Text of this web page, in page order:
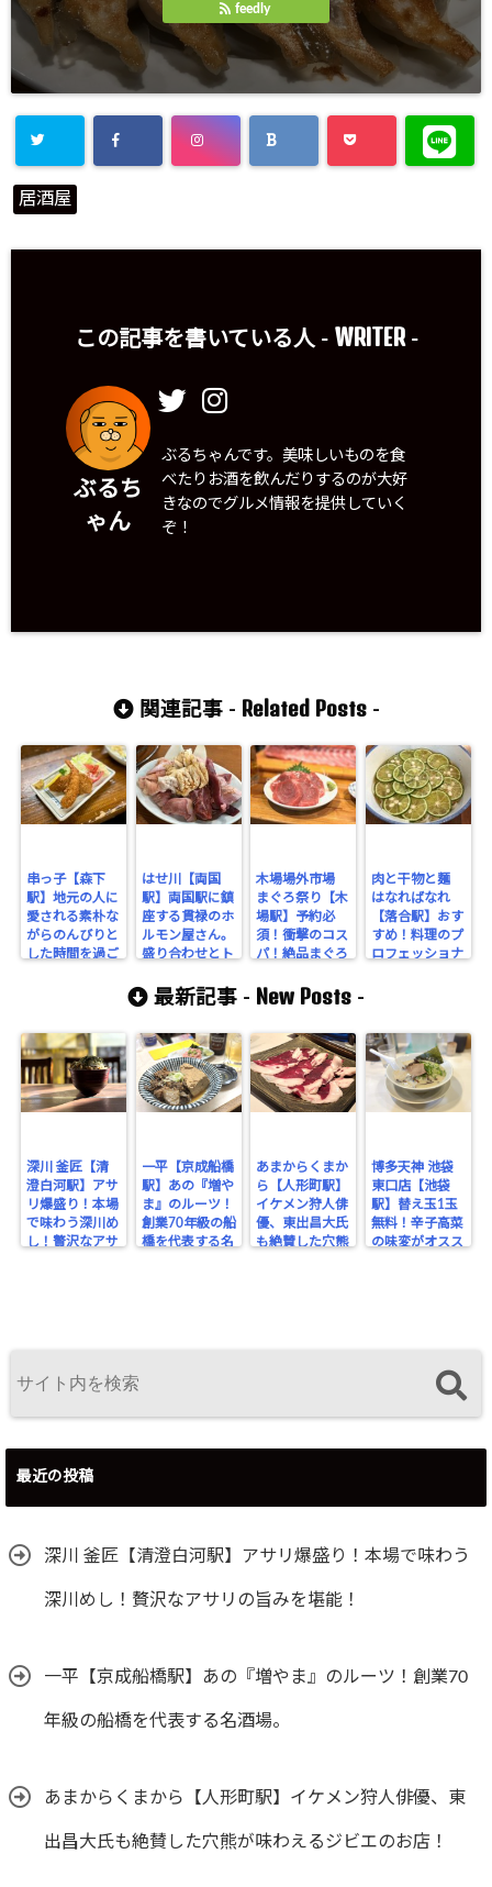
feedly
居酒屋
この記事を書いている人 - WRITER-
ぶるち
ゃん
ぶるちゃんです。美味しいものを食
べたりお酒を飲んだりするのが大好
きなのでグルメ情報を提供していく
ぞ！
関連記事 - Related Posts-
串っ子【森下
駅】地元の人に
愛される素朴な
がらのんびりと
した時間を過ご
はせ川【両国
駅】両国駅に鎮
座する貫禄のホ
ルモン屋さん。
盛り合わせとト
を注文すべし！
木場場外市場
まぐろ祭り【木
場駅】予約必
須！衝撃のコス
パ！絶品まぐろ
蠣に満たされる
肉と干物と麺
はなればなれ
【落合駅】おす
すめ！料理のプ
ロフェッショナ
最新記事 - New Posts -
深川 釜匠【清
澄白河駅】アサ
リ爆盛り！本場
で味わう深川め
し！贅沢なアサ
一平【京成船橋
駅】あの『増や
ま』のルーツ！
創業70年級の船
橋を代表する名
あまからくまか
ら【人形町駅】
イケメン狩人俳
優、東出昌大氏
も絶賛した穴熊
博多天神 池袋
東口店【池袋
駅】替え玉1玉
無料！辛子高菜
の味変がオスス
最近の投稿
深川 釜匠【清澄白河駅】アサリ爆盛り！本場で味わう
深川めし！贅沢なアサリの旨みを堪能！
一平【京成船橋駅】あの『増やま』のルーツ！創業70
年級の船橋を代表する名酒場。
あまからくまから【人形町駅】イケメン狩人俳優、東
出昌大氏も絶賛した穴熊が味わえるジビエのお店！